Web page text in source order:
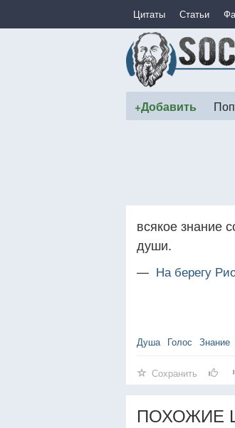
Цитаты Статьи
+Добавить
всякое знание
души.
— На берегу
Душа Голос Знание
Сохранить
ПОХОЖИЕ